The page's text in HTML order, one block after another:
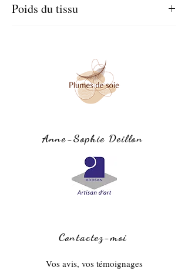
Poids du tissu
Les dimensions peuvent varier légèrement.
Conseil d'entretien
Anne-Sophie Deillon
Contactez-moi
Vos avis, vos témoignages